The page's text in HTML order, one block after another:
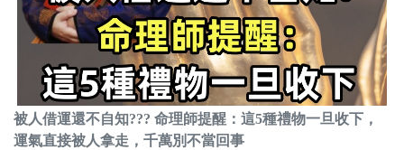
被人借運還不自知??? 命理師提醒：這5種禮物一旦收下，
運氣直接被人拿走，千萬別不當回事